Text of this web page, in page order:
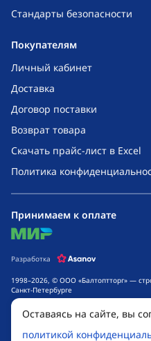
Стандарты безопасности
Покупателям
Личный кабинет
Доставка
Договор поставки
Возврат товара
Скачать прайс-лист в Excel
Политика
1998–2026, © ООО «Балтоптторг» —
Санкт-Петербурге
Обращаем ваше внимание на то, что
информационный характер и ни при
офертой, определяемой положениями
Российской Федерации. Для
Принимаем к оплате
mir
Разработка
Оставаясь на сайте, вы
политикой